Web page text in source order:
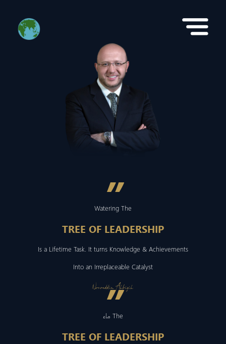
”
Watering The
TREE OF LEADERSHIP
Is a Lifetime Task. It turns Knowledge & Achievements
Into an Irreplaceable Catalyst
Noureddin Akbiyik
”
ماء The
TREE OF LEADERSHIP